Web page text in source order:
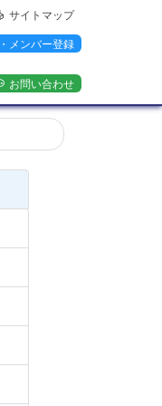
サイトマップ
メンバー登録
お問い合わせ